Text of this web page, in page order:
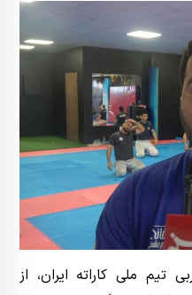
تیم ملی کاراته ایران، از